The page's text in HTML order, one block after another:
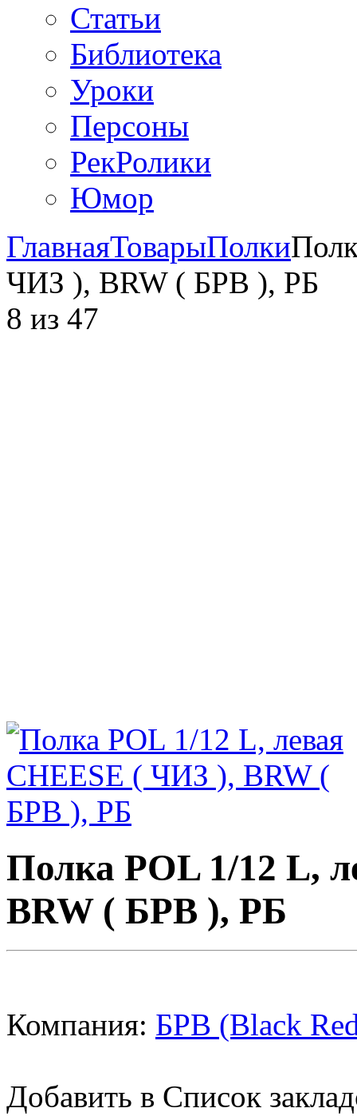
Статьи
Библиотека
Уроки
Персоны
РекРолики
Юмор
ГлавнаяТоварыПолки
ЧИЗ ), BRW ( БРВ ), РБ
8 из 47
Полка POL 1/12 L,
BRW ( БРВ ), РБ
Компания: БРВ (Black
Добавить в Список